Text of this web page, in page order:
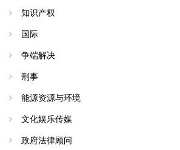
知识产权
国际
争端解决
刑事
能源资源与环境
文化娱乐传媒
政府法律顾问